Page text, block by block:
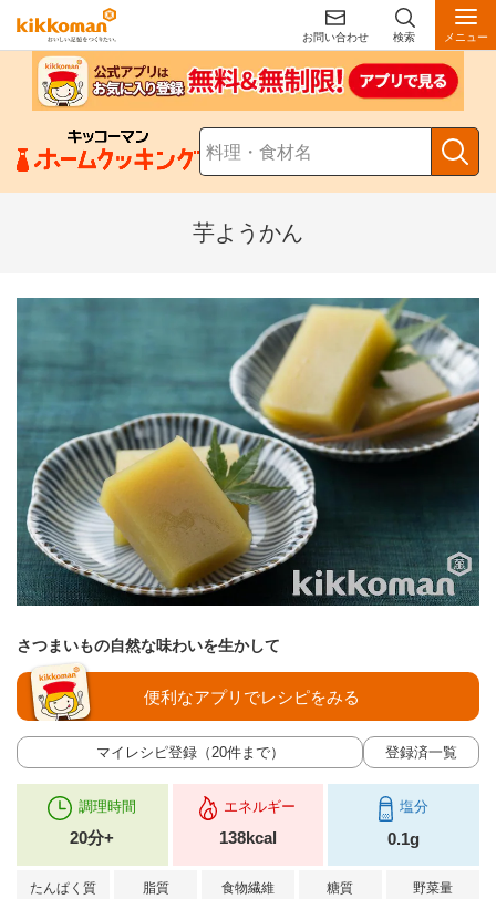
お問い合わせ 検索 メニュー
芋ようかん
さつまいもの自然な味わいを生かして
マイレシピ登録（20件まで） 登録済一覧
便利なアプリでレシピをみる
調理時間
20分+
エネルギー
138kcal
塩分
0.1g
たんぱく質 脂質 食物繊維 糖質 野菜量